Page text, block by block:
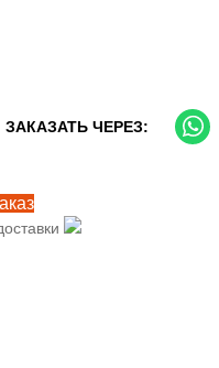
ЗАКАЗАТЬ ЧЕРЕЗ: